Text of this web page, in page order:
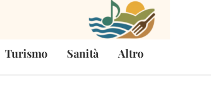
Turismo Sanità Altro